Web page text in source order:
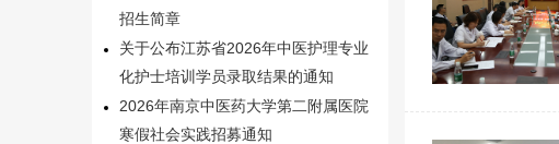
招生简章
关于公布江苏省2026年中医护理专业
化护士培训学员录取结果的通知
2026年南京中医药大学第二附属医院
寒假社会实践招募通知